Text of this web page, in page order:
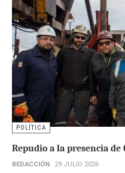
POLÍTICA
Repudio a la presencia de
REDACCIÓN 29 JULIO 2026